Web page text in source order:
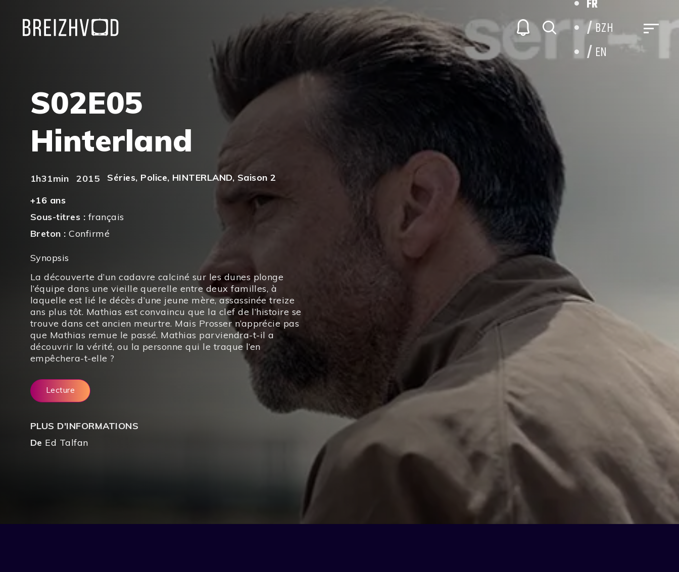
FR
BZH
EN
S02E05
Hinterland
1h31min 2015 Séries, Police, HINTERLAND, Saison 2
+16 ans
Sous-titres : français
Breton :Confirmé
Synopsis
La découverte d’un cadavre calciné sur les dunes plonge
l’équipe dans une vieille querelle entre deux familles, à
laquelle est lié le décès d’une jeune mère, assassinée treize
ans plus tôt. Mathias est convaincu que la clef de l’histoire se
trouve dans cet ancien meurtre. Mais Prosser n’apprécie pas
que Mathias remue le passé. Mathias parviendra-t-il a
découvrir la vérité, ou la personne qui le traque l’en
empêchera-t-elle ?
Lecture
PLUS D'INFORMATIONS
De Ed Talfan